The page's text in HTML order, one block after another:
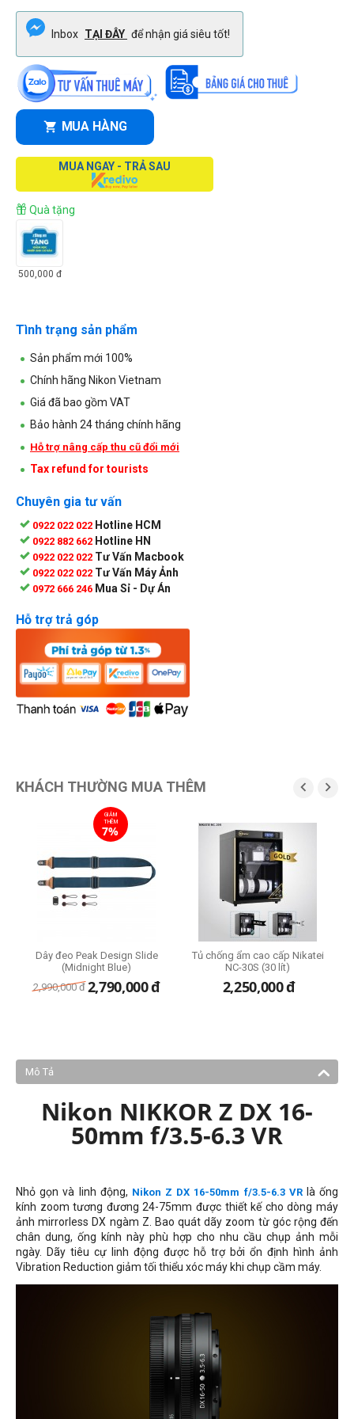
Inbox TẠI ĐÂY để nhận giá siêu tốt!
MUA HÀNG
MUA NGAY - TRẢ SAU
Quà tặng
500,000 đ
Tình trạng sản phẩm
Sản phẩm mới 100%
Chính hãng Nikon Vietnam
Giá đã bao gồm VAT
Bảo hành 24 tháng chính hãng
Hỗ trợ nâng cấp thu cũ đổi mới
Tax refund for tourists
Chuyên gia tư vấn
0922 022 022 Hotline HCM
0922 882 662 Hotline HN
0922 022 022 Tư Vấn Macbook
0922 022 022 Tư Vấn Máy Ảnh
0972 666 246 Mua Sỉ - Dự Án
Hỗ trợ trả góp
KHÁCH THƯỜNG MUA THÊM  
GIẢM
THÊM
7%
Dây đeo Peak Design Slide
(Midnight Blue)
2,990,000 đ 2,790,000đ
Tủ chống ẩm cao cấp Nikatei
NC-30S (30 lít)
2,250,000đ
Mô Tả
Nikon NIKKOR Z DX 16-
50mm f/3.5-6.3 VR
Nhỏ gọn và linh động, Nikon Z DX 16-50mm f/3.5-6.3 VR là ống
kính zoom tương đương 24-75mm được thiết kế cho dòng máy
ảnh mirrorless DX ngàm Z. Bao quát dãy zoom từ góc rộng đến
chân dung, ống kính này phù hợp cho nhu cầu chụp ảnh mỗi
ngày. Dãy tiêu cự linh động được hỗ trợ bởi ổn định hình ảnh
Vibration Reduction giảm tối thiểu xóc máy khi chụp cầm máy.